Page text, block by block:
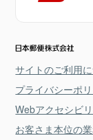
サイトのご利用
プライバシーポ
Webアクセシビ
お客さま本位の